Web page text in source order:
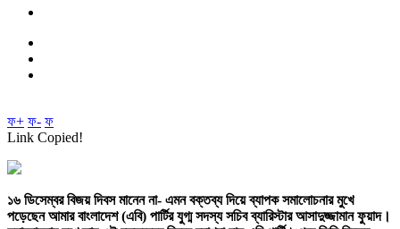
ফ+ ফ- ফ
Link Copied!
১৬ ডিসেম্বর বিজয় দিবস মানেন না- এমন বক্তব্য দিয়ে ব্যাপক সমালোচনার মুখে
পড়েছেন আমার বাংলাদেশ (এবি) পার্টির যুগ্ম সদস্য সচিব ব্যারিস্টার আসাদুজ্জামান ফুয়াদ।